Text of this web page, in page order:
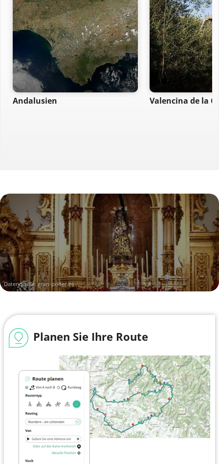
Andalusien Valencina de la
Datenquelle:gran-poder.es
Planen Sie Ihre Route